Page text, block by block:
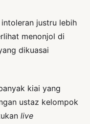
justru lebih
menonjol di
dikuasai
kiai yang
ustaz kelompok
live